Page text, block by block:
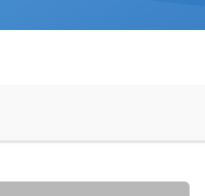
Bromatol.-COMPUTACION